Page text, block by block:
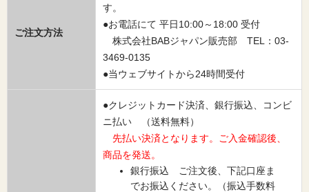
ご注文方法
す。
●お電話にて 平日10:00～18:00 受付
株式会社BABジャパン販売部 TEL：03-
3469-0135
●当ウェブサイトから24時間受付
●クレジットカード決済、銀行振込、コンビ
ニ払い （送料無料）
先払い決済となります。ご入金確認後、
商品を発送。
銀行振込 ご注文後、下記口座ま
でお振込ください。（振込手数料